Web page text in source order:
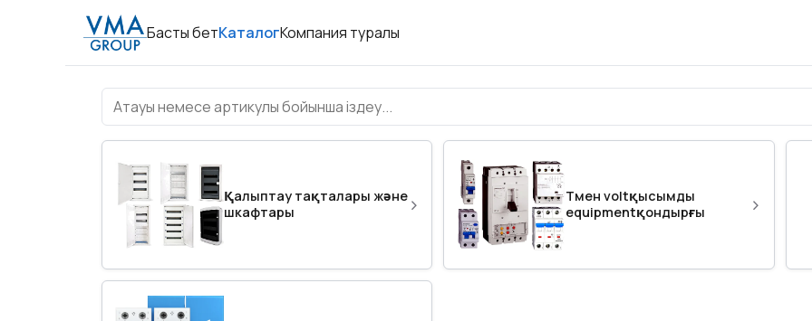
Басты бетКаталогКомпания туралы
Каталог
Қалыптау тақталары және
шкафтары
›
Төмен voltқысымды
equipmentқондырғы
›